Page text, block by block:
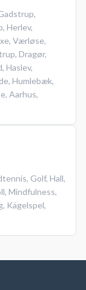
,
, Herlev,
, Værløse,
, Dragør,
, Haslev,
, Humlebæk,
, Aarhus,
, Golf, Hall,
, Mindfulness,
, Kägelspel,